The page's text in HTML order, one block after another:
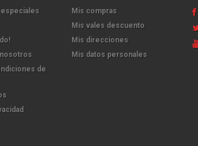
de
Mis compras
Mis vales descuento
Mis direcciones
Mis datos personales